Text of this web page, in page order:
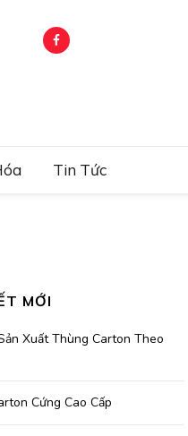
Tin Tức
MỚI
Xuất Thùng Carton Theo
Cứng Cao Cấp